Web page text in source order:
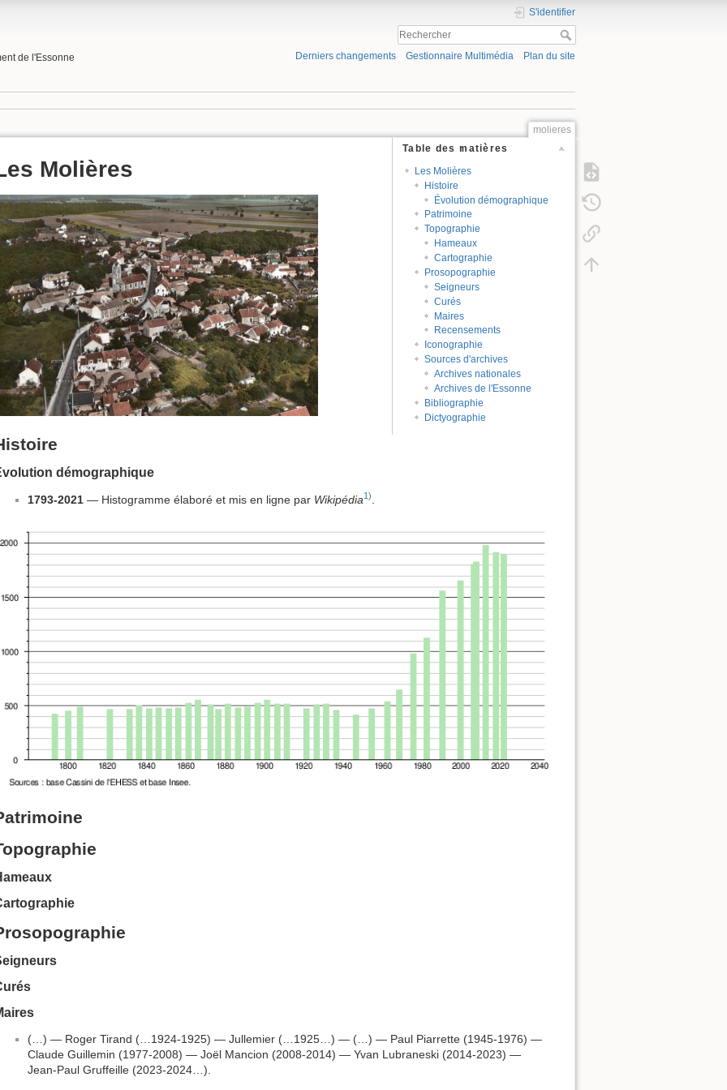
de l'Essonne
S'identifier
Derniers changements Gestionnaire Multimédia Plan du site
molieres
Table des matières
Les Molières
Histoire
Évolution démographique
Patrimoine
Topographie
Hameaux
Cartographie
Prosopographie
Seigneurs
Curés
Maires
Recensements
Iconographie
Sources d'archives
Archives nationales
Archives de l'Essonne
Bibliographie
Dictyographie
Molières
démographique
1793-2021 — Histogramme élaboré et mis en ligne par Wikipédia1)
(…) — Roger Tirand (…1924-1925) — Jullemier (…1925…) — (…) — Paul Piarrette (1945-1976) —
Claude Guillemin (1977-2008) — Joël Mancion (2008-2014) — Yvan Lubraneski (2014-2023) —
Jean-Paul Gruffeille (2023-2024…).